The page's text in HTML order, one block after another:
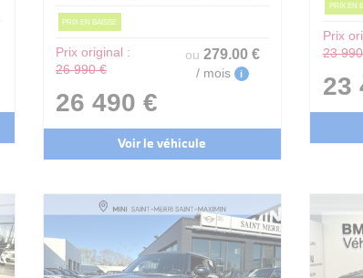
PRIX EN BAISSE
Prix original :
26 990 €
26 490 €
ou 279.00 €
/ mois i
Voir le véhicule
PRIX EN
Prix
23
23